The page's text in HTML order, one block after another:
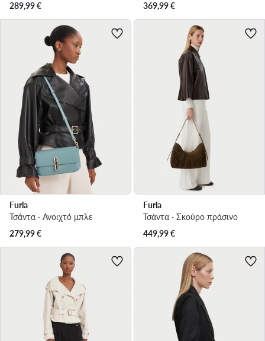
289,99€
369,99€
Furla
Τσάντα · Ανοιχτό μπλε
279,99€
Furla
Τσάντα · Σκούρο πράσινο
449,99€